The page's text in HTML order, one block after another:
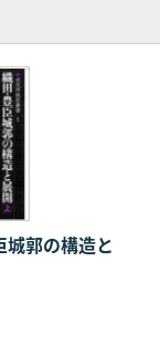
城郭の構造と